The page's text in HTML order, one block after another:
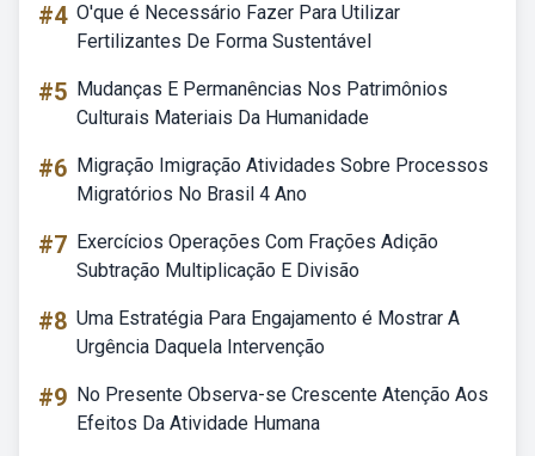
#4 O'que é Necessário Fazer Para Utilizar
Fertilizantes De Forma Sustentável
#5 Mudanças E Permanências Nos Patrimônios
Culturais Materiais Da Humanidade
#6 Migração Imigração Atividades Sobre Processos
Migratórios No Brasil 4 Ano
#7 Exercícios Operações Com Frações Adição
Subtração Multiplicação E Divisão
#8 Uma Estratégia Para Engajamento é Mostrar A
Urgência Daquela Intervenção
#9 No Presente Observa-se Crescente Atenção Aos
Efeitos Da Atividade Humana